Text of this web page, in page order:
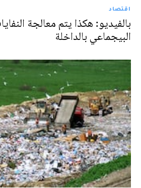
اقتصاد
بالفيديو: هكذا يتم معالجة
البيجماعي‎‎ بالداخلة